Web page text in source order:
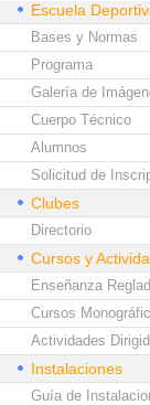
Escuela
Bases y Normas
Programa
Galería de
Cuerpo Técnico
Alumnos
Solicitud de
Clubes
Directorio
Cursos y
Enseñanza
Cursos
Actividades
Instalaciones
Guía de